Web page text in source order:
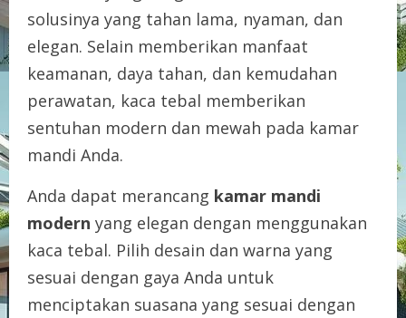
solusinya yang tahan lama, nyaman, dan
elegan. Selain memberikan manfaat
keamanan, daya tahan, dan kemudahan
perawatan, kaca tebal memberikan
sentuhan modern dan mewah pada kamar
mandi Anda.
Anda dapat merancang kamar mandi
modern yang elegan dengan menggunakan
kaca tebal. Pilih desain dan warna yang
sesuai dengan gaya Anda untuk
menciptakan suasana yang sesuai dengan